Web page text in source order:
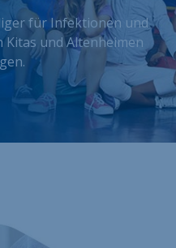
für Infektionen und
und Altenheimen